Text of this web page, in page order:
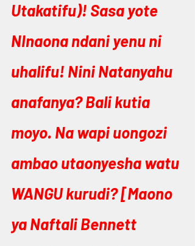
Utakatifu)! Sasa yote
NInaona ndani yenu ni
uhalifu! Nini Natanyahu
anafanya? Bali kutia
moyo. Na wapi uongozi
ambao utaonyesha watu
WANGU kurudi? [Maono
ya Naftali Bennett